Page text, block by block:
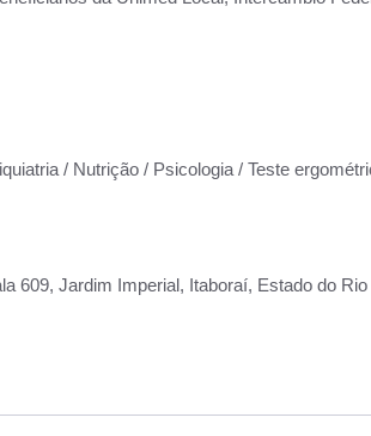
/ Nutrição / Psicologia / Teste
609, Jardim Imperial, Itaboraí, Estado do